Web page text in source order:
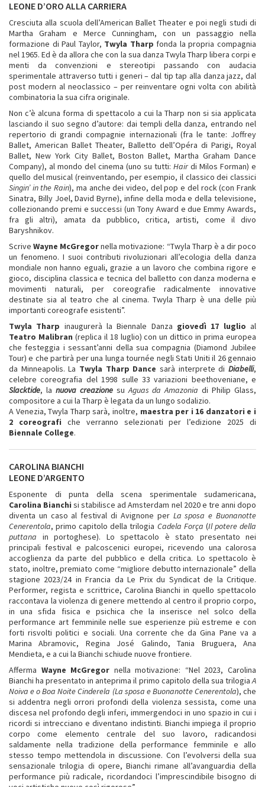
LEONE D’ORO ALLA CARRIERA
Cresciuta alla scuola dell’American Ballet Theater e poi negli studi di
Martha Graham e Merce Cunningham, con un passaggio nella
formazione di Paul Taylor, Twyla Tharp fonda la propria compagnia
nel 1965. Ed è da allora che con la sua danza Twyla Tharp libera corpi e
menti da convenzioni e stereotipi passando con audacia
sperimentale attraverso tutti i generi – dal tip tap alla danza jazz, dal
post modern al neoclassico – per reinventare ogni volta con abilità
combinatoria la sua cifra originale.
Non c’è alcuna forma di spettacolo a cui la Tharp non si sia applicata
lasciando il suo segno d’autore: dai templi della danza, entrando nel
repertorio di grandi compagnie internazionali (fra le tante: Joffrey
Ballet, American Ballet Theater, Balletto dell’Opéra di Parigi, Royal
Ballet, New York City Ballet, Boston Ballet, Martha Graham Dance
Company), al mondo del cinema (uno su tutti: Hairdi Milos Forman) e
quello del musical (reinventando, per esempio, il classico dei classici
Singin’ in the Rain), ma anche dei video, del pop e del rock (con Frank
Sinatra, Billy Joel, David Byrne), infine della moda e della televisione,
collezionando premi e successi (un Tony Award e due Emmy Awards,
fra gli altri), amata da pubblico, critica, artisti, come il divo
Baryshnikov.
Scrive Wayne McGregornella motivazione: “Twyla Tharp è a dir poco
un fenomeno. I suoi contributi rivoluzionari all’ecologia della danza
mondiale non hanno eguali, grazie a un lavoro che combina rigore e
gioco, disciplina classica e tecnica del balletto con danza moderna e
movimenti naturali, per coreografie radicalmente innovative
destinate sia al teatro che al cinema. Twyla Tharp è una delle più
importanti coreografe esistenti”.
Twyla Tharp inaugurerà la Biennale Danza giovedì 17 luglio al
Teatro Malibran (replica il 18 luglio) con un dittico in prima europea
che festeggia i sessant’anni della sua compagnia (Diamond Jubilee
Tour) e che partirà per una lunga tournée negli Stati Uniti il 26 gennaio
da Minneapolis. La Twyla Tharp Dance sarà interprete diDiabelli,
celebre coreografia del 1998 sulle 33 variazioni beethoveniane, e
Slacktide, la nuova creazionesu Aguas da Amazoniadi Philip Glass,
compositore a cui la Tharp è legata da un lungo sodalizio.
A Venezia, Twyla Tharp sarà, inoltre, maestra per i 16 danzatori e i
2 coreografi che verranno selezionati per l’edizione 2025 di
Biennale College.
CAROLINA BIANCHI
LEONE D’ARGENTO
Esponente di punta della scena sperimentale sudamericana,
Carolina Bianchi si stabilisce ad Amsterdam nel 2020 e tre anni dopo
diventa un caso al festival di Avignone per La sposa e Buonanotte
Cenerentola, primo capitolo della trilogia Cadela Força (Il potere della
puttana in portoghese). Lo spettacolo è stato presentato nei
principali festival e palcoscenici europei, ricevendo una calorosa
accoglienza da parte del pubblico e della critica. Lo spettacolo è
stato, inoltre, premiato come “migliore debutto internazionale” della
stagione 2023/24 in Francia da Le Prix du Syndicat de la Critique.
Performer, regista e scrittrice, Carolina Bianchi in quello spettacolo
raccontava la violenza di genere mettendo al centro il proprio corpo,
in una sfida fisica e psichica che la inserisce nel solco della
performance art femminile nelle sue esperienze più estreme e con
forti risvolti politici e sociali. Una corrente che da Gina Pane va a
Marina Abramovic, Regina José Galindo, Tania Bruguera, Ana
Mendieta, e a cui la Bianchi schiude nuove frontiere.
Afferma Wayne McGregor nella motivazione: “Nel 2023, Carolina
Bianchi ha presentato in anteprima il primo capitolo della sua trilogiaA
Noiva e o Boa Noite Cinderela (La sposa e Buonanotte Cenerentola), che
si addentra negli orrori profondi della violenza sessista, come una
discesa nel profondo degli inferi, immergendoci in uno spazio in cui i
ricordi si intrecciano e diventano indistinti. Bianchi impiega il proprio
corpo come elemento centrale del suo lavoro, radicandosi
saldamente nella tradizione della performance femminile e allo
stesso tempo mettendola in discussione. Con l’evolversi della sua
sensazionale trilogia di opere, Bianchi rimane all’avanguardia della
performance più radicale, ricordandoci l’imprescindibile bisogno di